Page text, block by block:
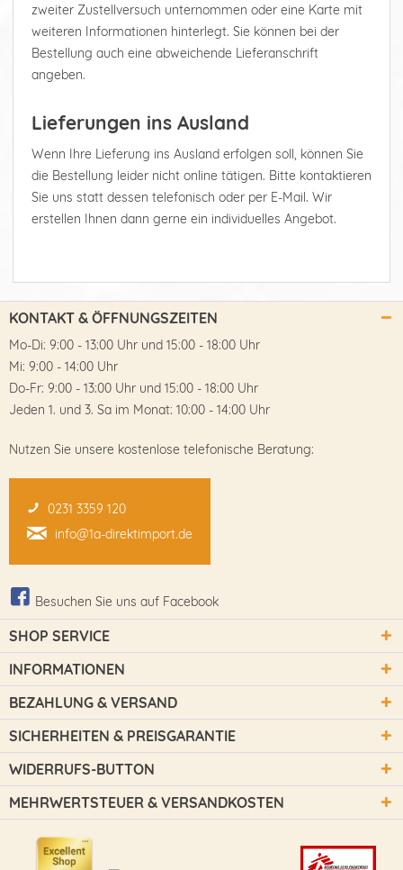
zweiter Zustellversuch unternommen oder eine Karte mit
weiteren Informationen hinterlegt. Sie können bei der
Bestellung auch eine abweichende Lieferanschrift
angeben.
Lieferungen ins Ausland
Wenn Ihre Lieferung ins Ausland erfolgen soll, können Sie
die Bestellung leider nicht online tätigen. Bitte kontaktieren
Sie uns statt dessen telefonisch oder per E-Mail. Wir
erstellen Ihnen dann gerne ein individuelles Angebot.
KONTAKT & ÖFFNUNGSZEITEN
Mo-Di: 9:00 - 13:00 Uhr und 15:00 - 18:00 Uhr
Mi: 9:00 - 14:00 Uhr
Do-Fr: 9:00 - 13:00 Uhr und 15:00 - 18:00 Uhr
Jeden 1. und 3. Sa im Monat: 10:00 - 14:00 Uhr
Nutzen Sie unsere kostenlose telefonische Beratung:
0231 3359 120
info@1a-direktimport.de
Besuchen Sie uns auf Facebook
SHOP SERVICE
INFORMATIONEN
BEZAHLUNG & VERSAND
SICHERHEITEN & PREISGARANTIE
WIDERRUFS-BUTTON
MEHRWERTSTEUER & VERSANDKOSTEN